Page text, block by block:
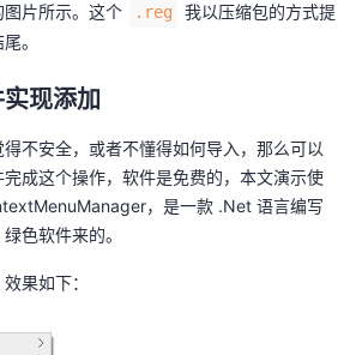
片所示。这个
.reg
我以压缩包的方式提
。
现添加
不安全，或者不懂得如何导入，那么可以
成这个操作，软件是免费的，本文演示使
，是一款 .Net 语言编写
色软件来的。
果如下：